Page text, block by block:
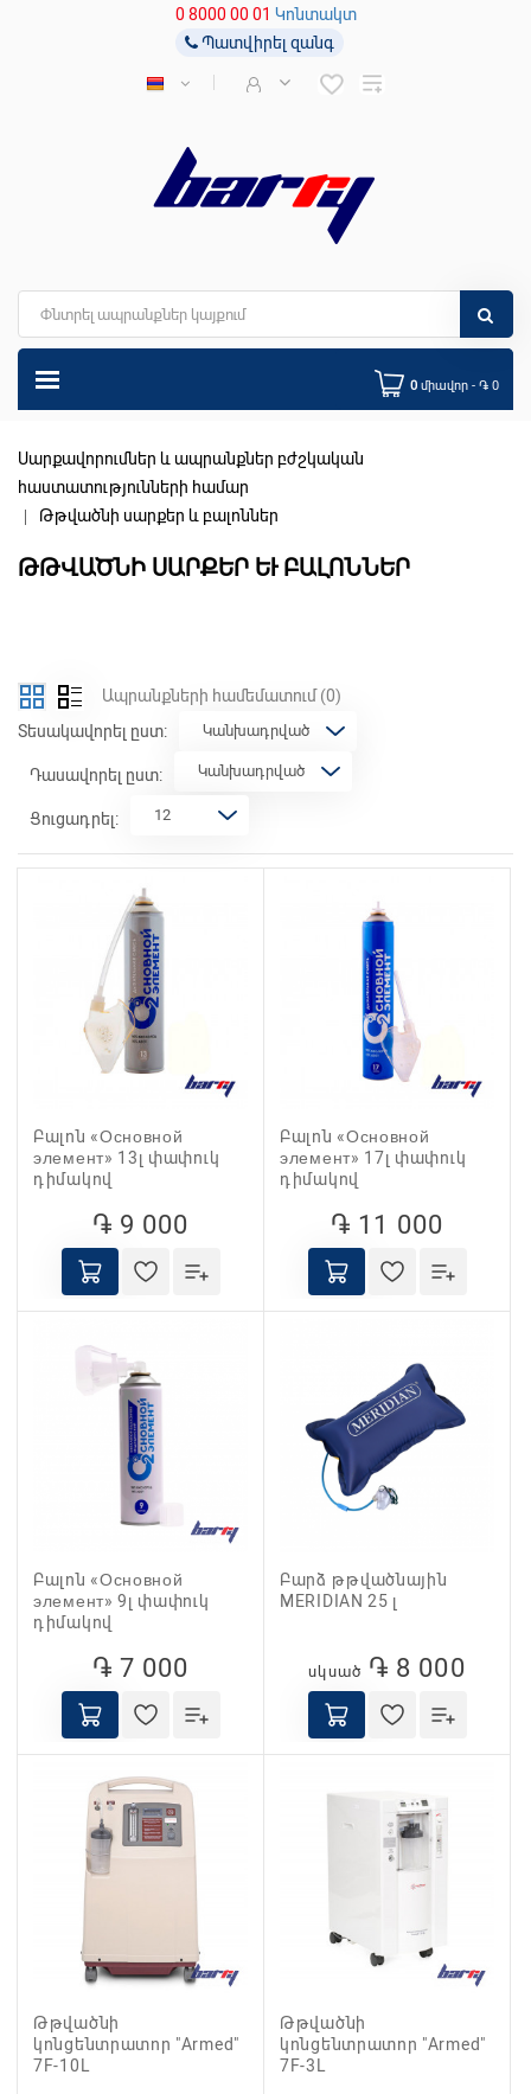
0 8000 00 01 Կոնտակտ
Պատվիրել զանգ
0 միավոր - ֏ 0
Սարքավորումներ և ապրանքներ բժշկական
հաստատությունների համար
Թթվածնի սարքեր և բալոններ
ԹԹՎԱԾՆԻ ՍԱՐՔԵՐ ԵՒ ԲԱԼՈՆՆԵՐ
Ապրանքների համեմատում(0)
Տեսակավորել ըստ:
Դասավորել ըստ:
Ցուցադրել:
Բալոն «Основной
элемент» 13լ փափուկ
դիմակով
֏ 9 000
Բալոն «Основной
элемент» 17լ փափուկ
դիմակով
֏ 11 000
Բալոն «Основной
элемент» 9լ փափուկ
դիմակով
֏ 7 000
Բարձ թթվածնային
MERIDIAN 25 լ
սկսած ֏ 8 000
Թթվածնի
կոնցենտրատոր "Armed"
7F-10L
Թթվածնի
կոնցենտրատոր "Armed"
7F-3L